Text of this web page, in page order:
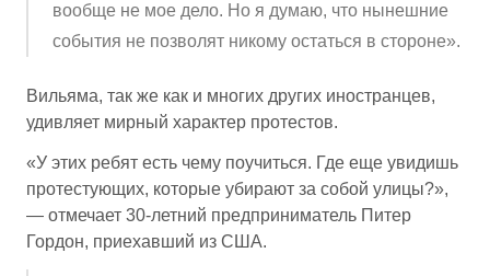
вообще не мое дело. Но я думаю, что нынешние
события не позволят никому остаться в стороне».
Вильяма, так же как и многих других иностранцев,
удивляет мирный характер протестов.
«У этих ребят есть чему поучиться. Где еще увидишь
протестующих, которые убирают за собой улицы?»,
— отмечает 30-летний предприниматель Питер
Гордон, приехавший из США.